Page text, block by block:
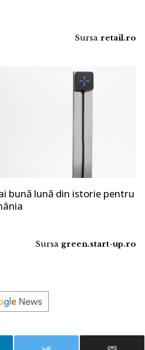
Sursa retail.ro
bună lună din istorie pentru
Sursa green.start-up.ro